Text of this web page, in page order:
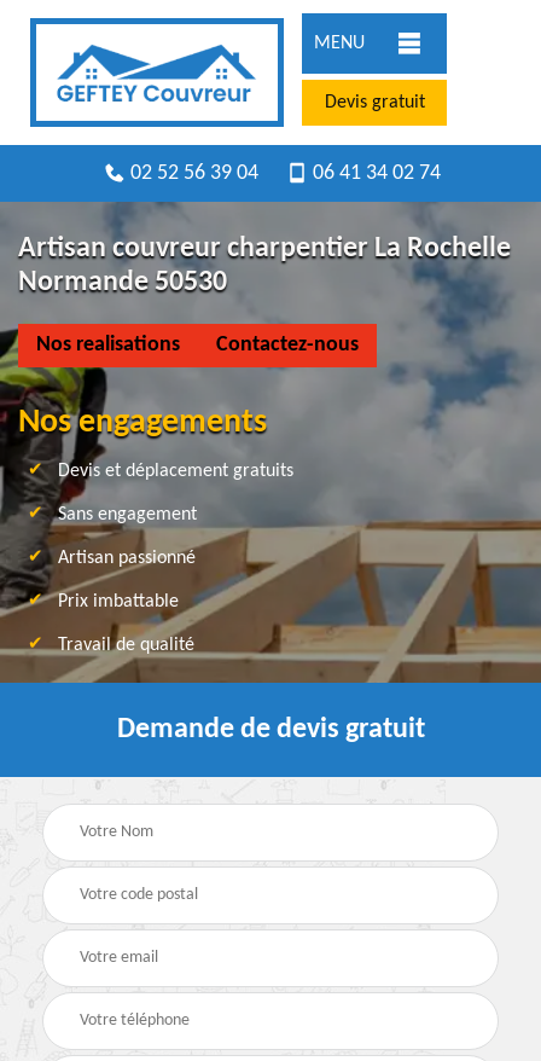
MENU
Devis gratuit
02 52 56 39 04 06 41 34 02 74
Artisan couvreur charpentier La Rochelle
Normande 50530
Nos realisations Contactez-nous
Nos engagements
Devis et déplacement gratuits
Sans engagement
Artisan passionné
Prix imbattable
Travail de qualité
Demande de devis gratuit